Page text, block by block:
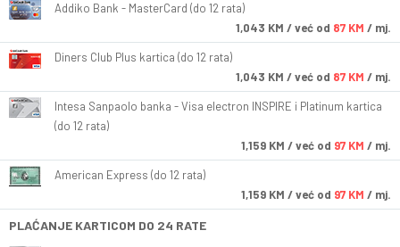
Addiko Bank - MasterCard (do 12 rata)
1,043 KM / već od 87 KM / mj.
Diners Club Plus kartica (do 12 rata)
1,043 KM / već od 87 KM / mj.
Intesa Sanpaolo banka - Visa electron INSPIRE i Platinum kartica
(do 12 rata)
1,159 KM / već od 97 KM / mj.
American Express (do 12 rata)
1,159 KM / već od 97 KM / mj.
PLAĆANJE KARTICOM DO 24 RATE